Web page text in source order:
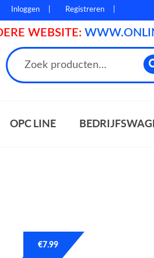
Inloggen Registreren
WEBSITE:
OPC LINE
€7.99